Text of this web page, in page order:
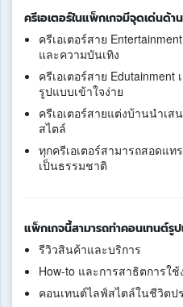
ครีเอเตอร์ในแพ็กเกจมีจุดเด่นด้า
ครีเอเตอร์สาย
และความบันเทิง
ครีเอเตอร์สาย
รูปแบบเข้าใจง่าย
ครีเอเตอร์สายแต่งบ้านนำเ
สไตล์
ทุกครีเอเตอร์สามารถสอดแ
เป็นธรรมชาติ
แพ็กเกจนี้สามารถทำคอนเทนต์รู
รีวิวสินค้าและบริการ
How-to และการสาธิตการใช้
คอนเทนต์ไลฟ์สไตล์ในชีวิตป